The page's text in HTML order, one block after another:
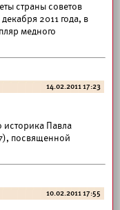
страны советов
2011 года, в
медного
14.02.2011 17:23
историка Павла
посвященной
10.02.2011 17:55